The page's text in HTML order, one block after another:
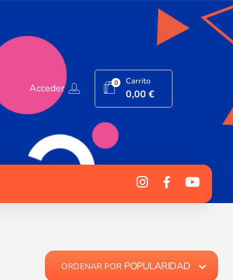
Acceder 0 Carrito
0,00€
ORDENAR POR POPULARIDAD